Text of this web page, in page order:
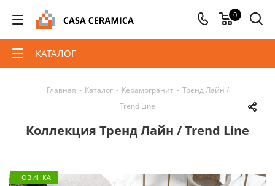
0
КАТАЛОГ
Главная - Каталог - Керамогранит - Тренд Лайн /
Trend Line
Коллекция Тренд Лайн / Trend Line
НОВИНКА